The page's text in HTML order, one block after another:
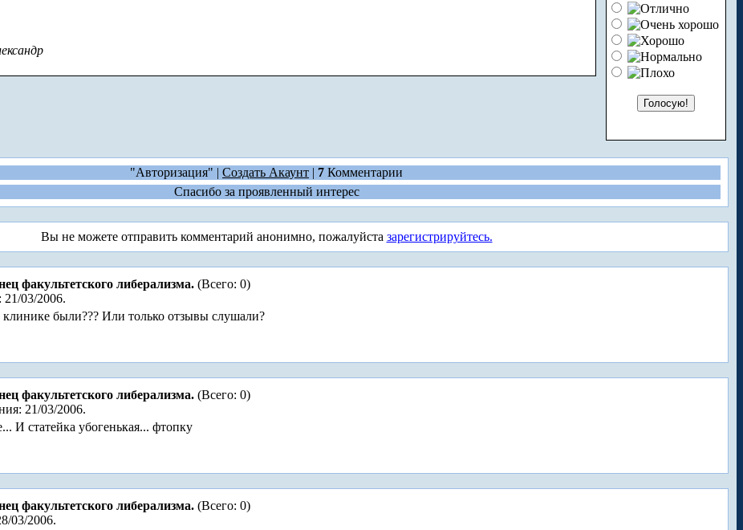
"Авторизация" | Создать Акаунт | 7 Комментарии
Спасибо за проявленный интерес
Вы не можете отправить комментарий анонимно, пожалуйста зарегистрируйтесь.
факультетского либерализма. (Всего: 0)
21/03/2006.
были??? Или только отзывы слушали?
факультетского либерализма. (Всего: 0)
21/03/2006.
И статейка убогенькая... фтопку
факультетского либерализма. (Всего: 0)
03/2006.